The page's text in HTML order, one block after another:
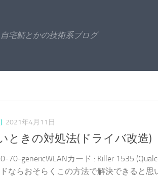
自宅鯖とかの技術系ブログ
2021年4月11日
ときの対処法(ドライバ改造)
70-genericWLANカード : Killer 1535
ならおそらくこの方法で解決できると思